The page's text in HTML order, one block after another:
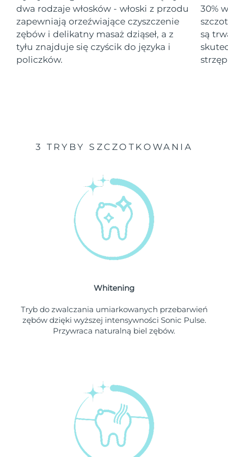
dwa rodzaje włosków - włoski z przodu
zapewniają orzeźwiające czyszczenie
zębów i delikatny masaż dziąseł, a z
tyłu znajduje się czyścik do języka i
policzków.
30%
są
3 TRYBY SZCZOTKOWANIA
Whitening
Tryb do zwalczania umiarkowanych przebarwień
zębów dzięki wyższej intensywności Sonic Pulse.
Przywraca naturalną biel zębów.
Izrael
Oczekiwany czas dostawy
Włochy
Oczekiwany czas dostawy
8/10/26
Kazachstan
8/12/26
Oczekiwany czas dostawy
Oczekiwany czas dostawy
Oczekiwany czas dostawy
SRA Makau (Chiny)
Oczekiwany czas dostawy
Oczekiwany czas dostawy
Oczekiwany czas dostawy
Oczekiwany czas dostawy